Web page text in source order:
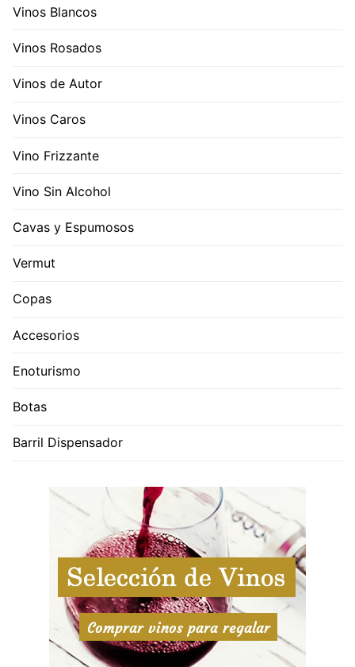
Vinos Blancos
Vinos Rosados
Vinos de Autor
Vinos Caros
Vino Frizzante
Vino Sin Alcohol
Cavas y Espumosos
Vermut
Copas
Accesorios
Enoturismo
Botas
Barril Dispensador